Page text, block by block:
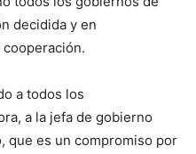
decidida y en
a todos los
a la jefa de gobierno
que es un compromiso por